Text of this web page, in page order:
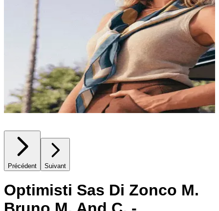
Précédent Suivant
Optimisti Sas Di Zonco M.